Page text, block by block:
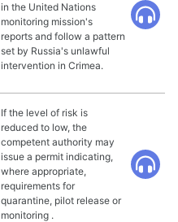
in the United Nations
monitoring mission's
reports and follow a pattern
set by Russia's unlawful
intervention in Crimea.
If the level of risk is
reduced to low, the
competent authority may
issue a permit indicating,
where appropriate,
requirements for
quarantine, pilot release or
monitoring .